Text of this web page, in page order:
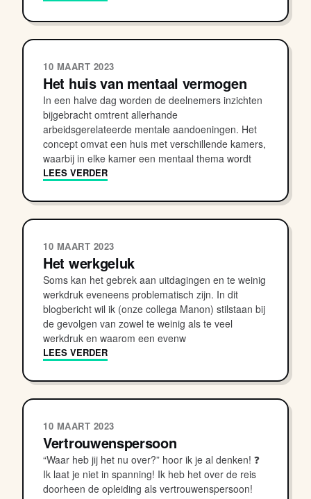
10 MAART 2023
Het huis van mentaal vermogen
In een halve dag worden de deelnemers inzichten
bijgebracht omtrent allerhande
arbeidsgerelateerde mentale aandoeningen. Het
concept omvat een huis met verschillende kamers,
waarbij in elke kamer een mentaal thema wordt
LEES VERDER
10 MAART 2023
Het werkgeluk
Soms kan het gebrek aan uitdagingen en te weinig
werkdruk eveneens problematisch zijn. In dit
blogbericht wil ik (onze collega Manon) stilstaan bij
de gevolgen van zowel te weinig als te veel
werkdruk en waarom een evenw
LEES VERDER
10 MAART 2023
Vertrouwenspersoon
“Waar heb jij het nu over?” hoor ik je al denken! ❓
Ik laat je niet in spanning! Ik heb het over de reis
doorheen de opleiding als vertrouwenspersoon!